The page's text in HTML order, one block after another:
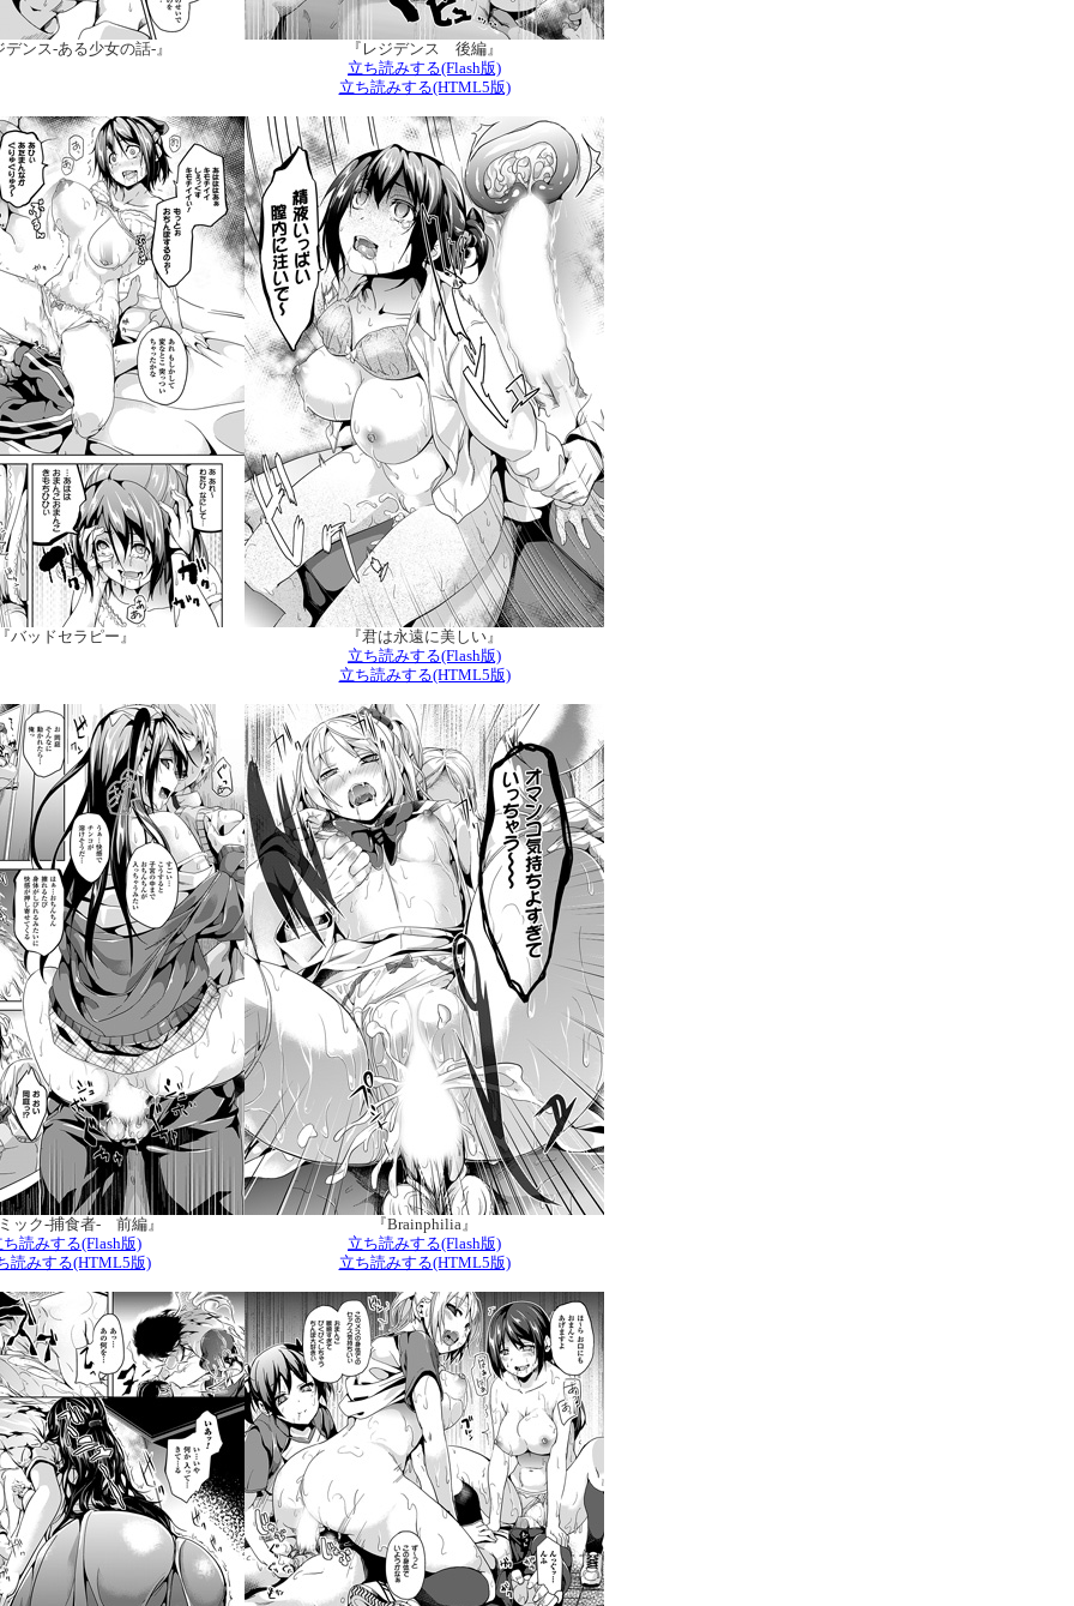
ンス-ある少女の話-』
『レジデンス 後編』
立ち読みする(Flash版)
立ち読みする(HTML5版)
バッドセラピー』
『君は永遠に美しい』
立ち読みする(Flash版)
立ち読みする(HTML5版)
ック‐捕食者- 前編』
『Brainphilia』
ち読みする(Flash版)
読みする(HTML5版)
立ち読みする(Flash版)
立ち読みする(HTML5版)